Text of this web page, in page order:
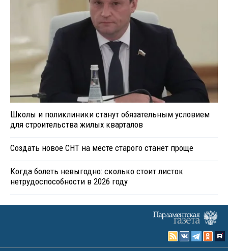
Школы и поликлиники станут обязательным условием
для строительства жилых кварталов
Создать новое СНТ на месте старого станет проще
Когда болеть невыгодно: сколько стоит листок
нетрудоспособности в 2026 году